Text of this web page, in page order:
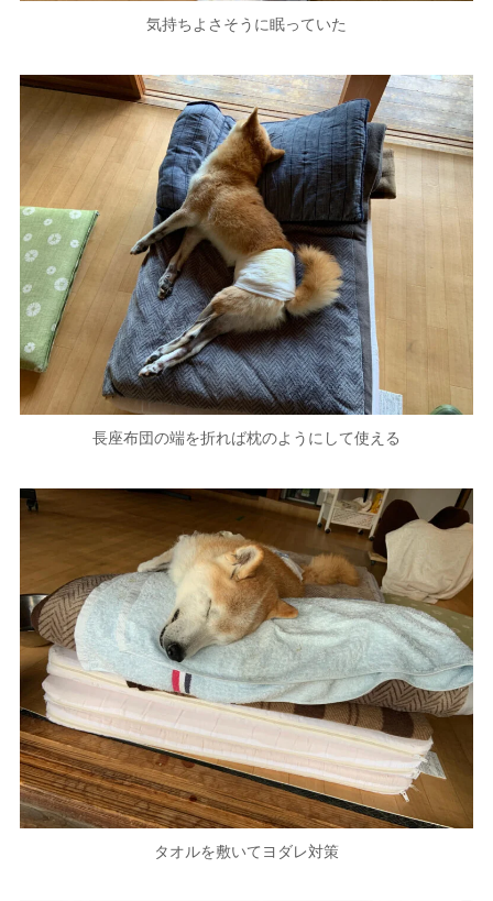
気持ちよさそうに眠っていた
長座布団の端を折れば枕のようにして使える
タオルを敷いてヨダレ対策